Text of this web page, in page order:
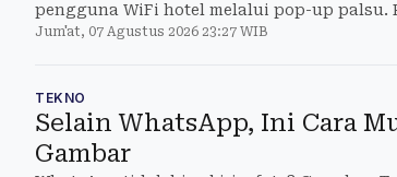
pengguna WiFi hotel melalui pop-up palsu.
aktivitas, hin
Jum'at, 07 Agustus 2026 23:27 WIB
TEKNO
Selain WhatsApp, Ini Cara
Gambar